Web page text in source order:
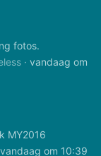
fotos.
vandaag om
MY2016
vandaag om 10:39